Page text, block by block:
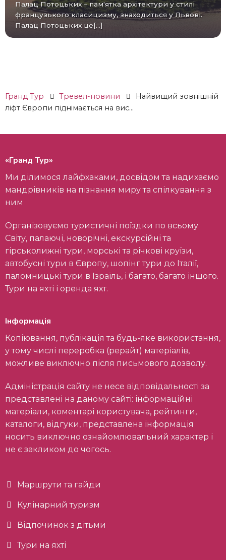
Палац Потоцьких – пам'ятка архітектури у стилі
французького класицизму, знаходиться у Львові.
Палац Потоцьких це[...]
Гранд Тур Тревел-новини
Найвищий зовнішній
ліфт Європи піднімається на вис...
«Гранд Тур»
Ми ділимося лайфхаками, досвідом та надихаємо
мандрівників на пізнання миру та спілкування з
ним
Організовуємо туристичні поїздки по всьому
Світу, палаючі, новорічні, екскурсійні та
гірськолижні тури, морські та річкові круїзи,
автобусні тури в Європу, шопінг тури до Італії,
паломницькі тури в Ізраїль, і багато, багато іншого.
Тури на яхті і оренда яхт.
Інформація
Копіювання, публікація та будь-яке використання,
у тому числі переробка (рерайт) матеріалів,
можливе виключно після письмового дозволу.
Адміністрація сайту не несе відповідальності за
представлені на даному сайті: інформаційні
матеріали, коментарі користувача, рейтинги,
каталоги, відгуки, представлена інформація
носить виключно ознайомлювальний характер і
не є закликом до чогось.
Маршрути та гайди
Кулінарний туризм
Відпочинок з дітьми
Тури на яхті